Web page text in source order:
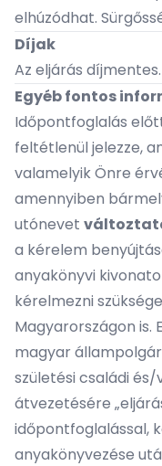
elhúzódhat.
Díjak
Az eljárás díjmentes.
Egyéb fontos
Időpontfoglalás
feltétlenül jelezze,
valamelyik Önre
amennyiben
utónevet
a kérelem
anyakönyvi
kérelmezni
Magyarországon is.
magyar
születési családi
átvezetésére
időpontfoglalással,
anyakönyvezése